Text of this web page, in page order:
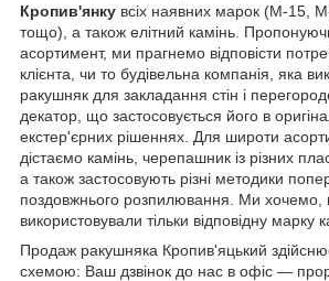
Кропив'янку всіх наявних марок (М-15,
тощо), а також елітний камінь.
асортимент, ми прагнемо відповісти
клієнта, чи то будівельна компанія, яка
ракушняк для закладання стін і
декатор, що застосовується його в
екстер'єрних рішеннях. Для широти
дістаємо камінь, черепашник із різних
а також застосовують різні методики
поздовжнього розпилювання. Ми хочемо,
використовували тільки відповідну марку
Продаж ракушняка Кропив'яцький
схемою: Ваш дзвінок до нас в офіс —